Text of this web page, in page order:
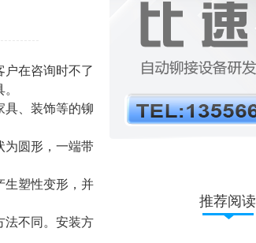
户在咨询时不了
具、装饰等的铆
为圆形，一端带
生塑性变形，并
法不同。安装方
推荐阅读